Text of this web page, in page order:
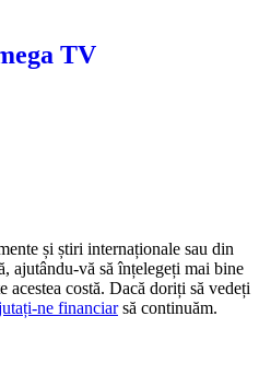
și știri internaționale sau din
ajutându-vă să înțelegeți mai bine
acestea costă. Dacă doriți să vedeți
ne financiarsă continuăm.